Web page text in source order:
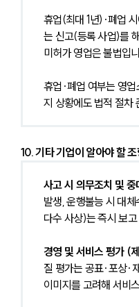
휴업(최대 1년)·폐업
는 신고(등록 사업)를
미허가 영업은 불법입
휴업·폐업 여부는 영
지 상황에도 법적 절차
10. 기타 기업이 알아야 할
사고 시 의무조치 및
발생, 운행불능 시 대
다수 사상)는 즉시 보
경영 및 서비스 평가 (
질 평가는 공표·포상·
이미지를 고려해 서비